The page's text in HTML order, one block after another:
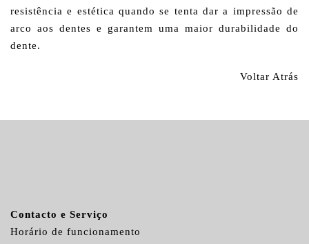
resistência e estética quando se tenta dar a impressão de
arco aos dentes e garantem uma maior durabilidade do
dente.
Voltar Atrás
Contacto e Serviço
Horário de funcionamento